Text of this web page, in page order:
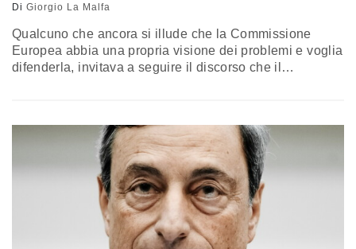
Di Giorgio La Malfa
Qualcuno che ancora si illude che la Commissione
Europea abbia una propria visione dei problemi e voglia
difenderla, invitava a seguire il discorso che il
ancora troppa disoccupazione. Bisogna fare di più.
Doverosamente il Parlamento ha applaudito.…